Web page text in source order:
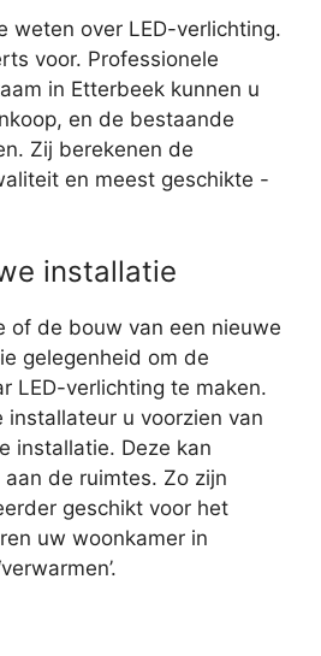
weten over LED-verlichting.
voor. Professionele
in Etterbeek kunnen u
en de bestaande
Zij berekenen de
en meest geschikte -
installatie
of de bouw van een nieuwe
gelegenheid om de
LED-verlichting te maken.
installateur u voorzien van
installatie. Deze kan
de ruimtes. Zo zijn
geschikt voor het
uw woonkamer in